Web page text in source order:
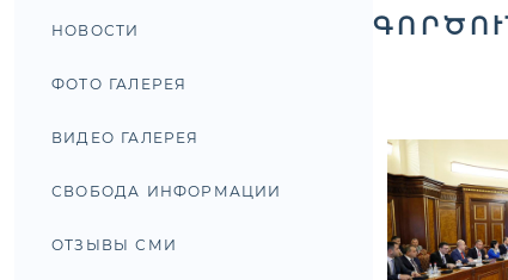
НОВОСТИ
ФОТО ГАЛЕРЕЯ
ВИДЕО ГАЛЕРЕЯ
СВОБОДА ИНФОРМАЦИИ
ОТЗЫВЫ СМИ